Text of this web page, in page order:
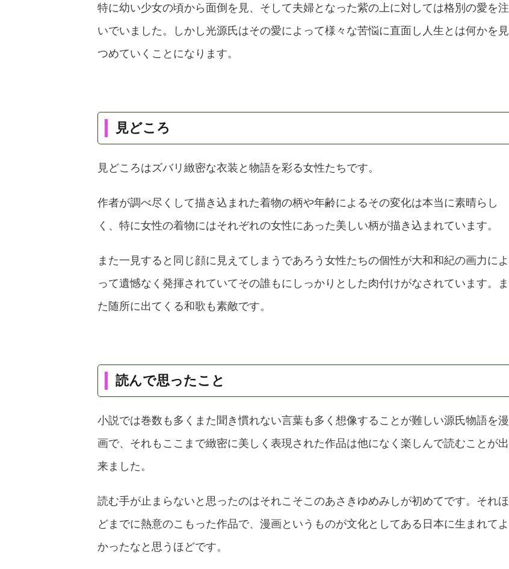
特に幼い少女の頃から面倒を見、そして夫婦となった紫の上に対しては格別の愛を注
いでいました。しかし光源氏はその愛によって様々な苦悩に直面し人生とは何かを見
つめていくことになります。
見どころ
見どころはズバリ緻密な衣装と物語を彩る女性たちです。
作者が調べ尽くして描き込まれた着物の柄や年齢によるその変化は本当に素晴らし
く、特に女性の着物にはそれぞれの女性にあった美しい柄が描き込まれています。
また一見すると同じ顔に見えてしまうであろう女性たちの個性が大和和紀の画力によ
って遺憾なく発揮されていてその誰もにしっかりとした肉付けがなされています。ま
た随所に出てくる和歌も素敵です。
読んで思ったこと
小説では巻数も多くまた聞き慣れない言葉も多く想像することが難しい源氏物語を漫
画で、それもここまで緻密に美しく表現された作品は他になく楽しんで読むことが出
来ました。
読む手が止まらないと思ったのはそれこそこのあさきゆめみしが初めてです。それほ
どまでに熱意のこもった作品で、漫画というものが文化としてある日本に生まれてよ
かったなと思うほどです。